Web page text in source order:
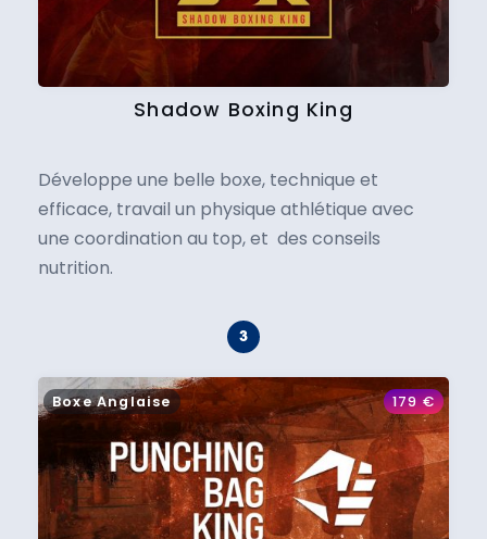
Shadow Boxing King
Développe une belle boxe, technique et
efficace, travail un physique athlétique avec
une coordination au top, et des conseils
nutrition.
Boxe Anglaise 179€